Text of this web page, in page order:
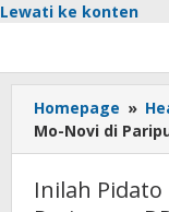
Lewati ke konten
Homepage »
Mo-Novi di
Inilah